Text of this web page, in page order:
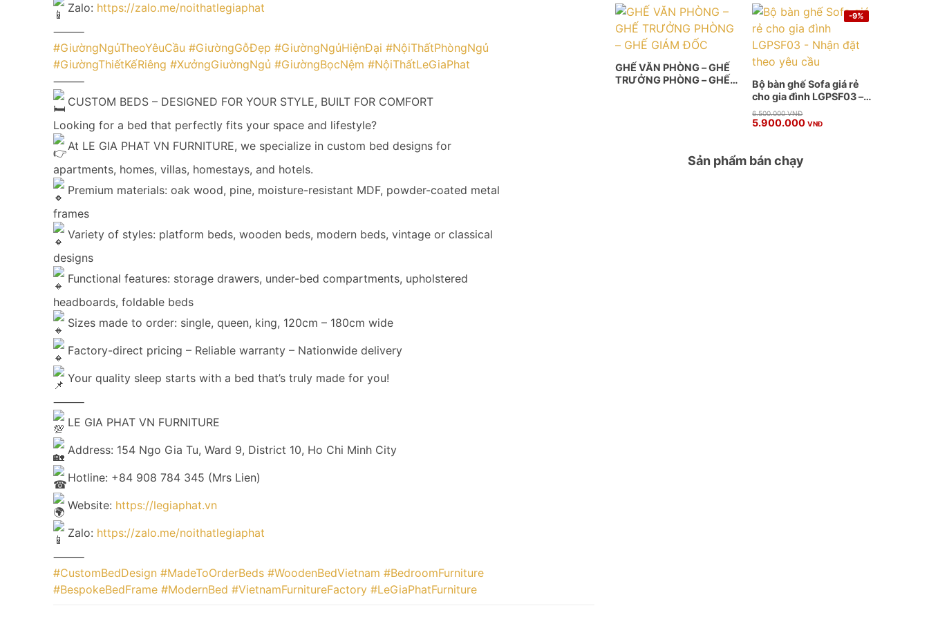
Zalo: https://zalo.me/noithatlegiaphat
⸻
#GiườngNgủTheoYêuCầu #GiườngGỗĐẹp #GiườngNgủHiệnĐại #NộiThấtPhòngNgủ
#GiườngThiếtKếRiêng #XưởngGiườngNgủ #GiườngBọcNệm #NộiThấtLeGiaPhat
⸻
CUSTOM BEDS – DESIGNED FOR YOUR STYLE, BUILT FOR COMFORT
Looking for a bed that perfectly fits your space and lifestyle?
At LE GIA PHAT VN FURNITURE, we specialize in custom bed designs for
apartments, homes, villas, homestays, and hotels.
Premium materials: oak wood, pine, moisture-resistant MDF, powder-coated metal
frames
Variety of styles: platform beds, wooden beds, modern beds, vintage or classical
designs
Functional features: storage drawers, under-bed compartments, upholstered
headboards, foldable beds
Sizes made to order: single, queen, king, 120cm – 180cm wide
Factory-direct pricing – Reliable warranty – Nationwide delivery
Your quality sleep starts with a bed that’s truly made for you!
⸻
LE GIA PHAT VN FURNITURE
Address: 154 Ngo Gia Tu, Ward 9, District 10, Ho Chi Minh City
Hotline: +84 908 784 345 (Mrs Lien)
Website: https://legiaphat.vn
Zalo: https://zalo.me/noithatlegiaphat
⸻
#CustomBedDesign #MadeToOrderBeds #WoodenBedVietnam #BedroomFurniture
#BespokeBedFrame #ModernBed #VietnamFurnitureFactory #LeGiaPhatFurniture
GHẾ VĂN PHÒNG – GHẾ
TRƯỞNG PHÒNG – GHẾ
-9%
Bộ bàn ghế Sofa giá rẻ
cho gia đình LGPSF03 –
Nhận đặt theo yêu cầu
6.500.000VNĐ
Giá
gốc
5.900.000VNĐ
Giá
hiện
Sản phẩm bán chạy